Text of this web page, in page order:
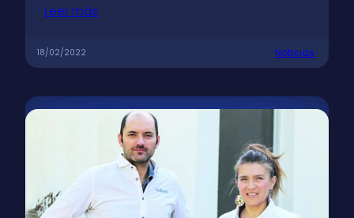
Leer más
18/02/2022 Noticias